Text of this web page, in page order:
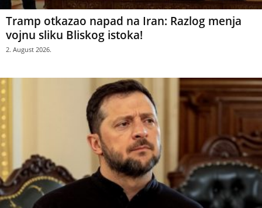
Tramp otkazao napad na Iran: Razlog menja
vojnu sliku Bliskog istoka!
2. August 2026.